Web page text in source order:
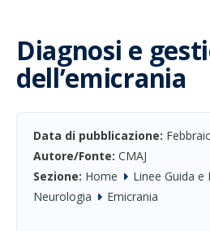
Diagnosi e
dell’emicrania
Data di pubblicazione:
Autore/Fonte: CMAJ
Sezione: Home
Linee Guida e
Neurologia
Emicrania